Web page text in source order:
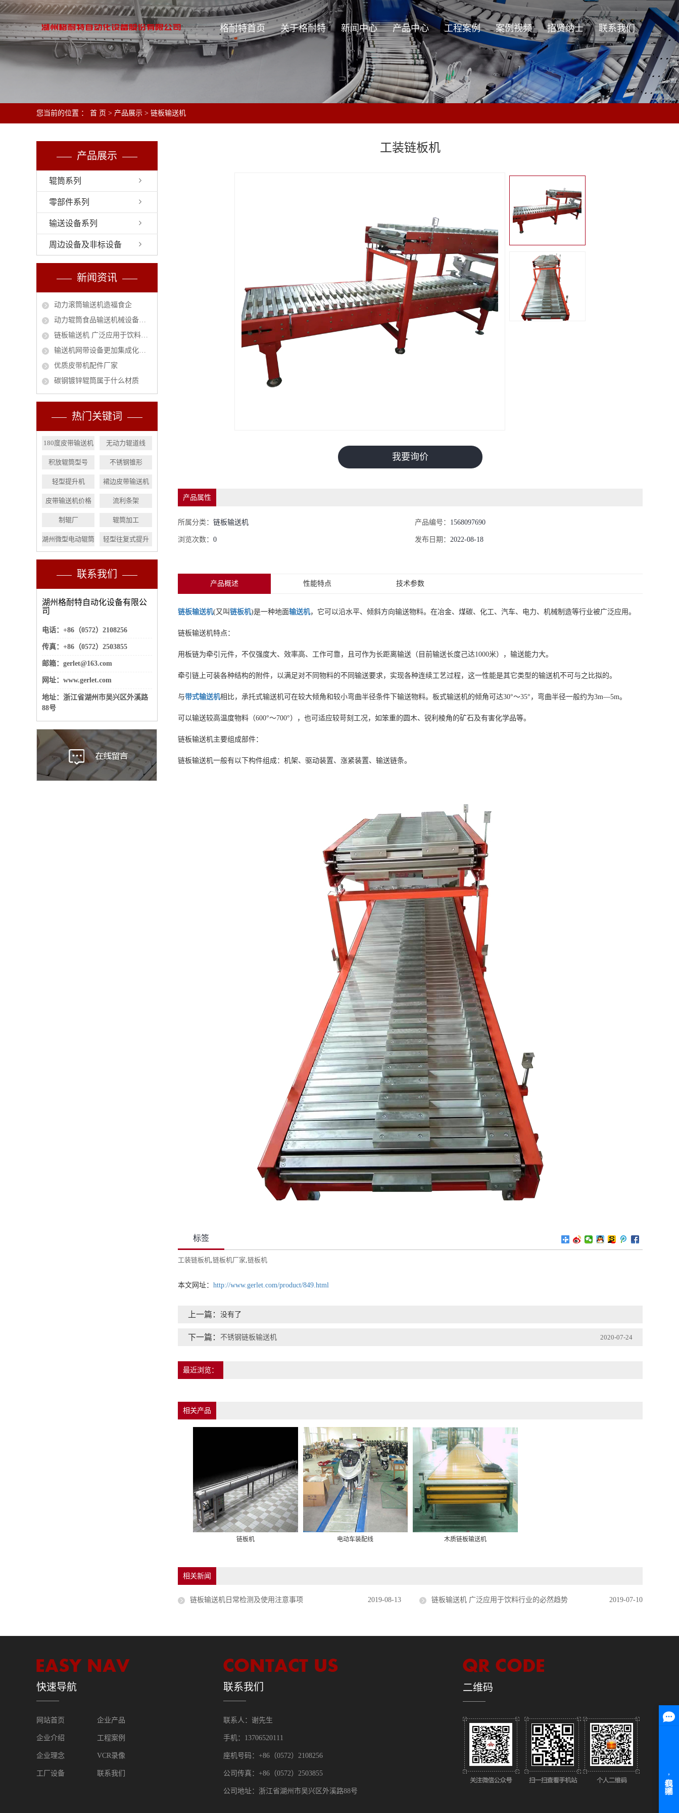
格耐特首页 关于格耐特
关于格耐特
新闻中心
公司新闻
行业资讯
技术资讯
产品中心
辊筒系列
零部件系列
输送设备系列
工程案例
工程案例
案例视频 招贤纳士 联系我们
您当前的位置 ： 首 页 > 产品展示 > 链板输送机
产品展示
辊筒系列
零部件系列
输送设备系列
周边设备及非标设备
新闻资讯
动力滚筒输送机造福食企
动力辊筒食品输送机械设备安全作业指南
链板输送机 广泛应用于饮料行业的必然趋势
输送机网带设备更加集成化和智能化
优质皮带机配件厂家
碳钢镀锌辊筒属于什么材质
热门关键词
180度皮带输送机 无动力辊道线
积放辊筒型号 不锈钢锥形
轻型提升机 裙边皮带输送机
皮带输送机价格 流利条架
制辊厂 辊筒加工
湖州微型电动辊筒 轻型往复式提升
联系我们
湖州格耐特自动化设备有限公
司
电话：+86（0572）2108256
传真：+86（0572）2503855
邮箱：gerlet@163.com
网址：www.gerlet.com
地址： 浙江省湖州市吴兴区外溪路
88号
工装链板机
我要询价
产品属性
所属分类：链板输送机 产品编号： 1568097690
浏览次数：0 发布日期：2022-08-18
产品概述 性能特点 技术参数
链板输送机(又叫链板机)是一种地面输送机，它可以沿水平、倾斜方向输送物料。在冶金、煤碳、化工、汽车、电力、机械制造等行业被广泛应用。
链板输送机特点：
用板链为牵引元件，不仅强度大、效率高、工作可靠，且可作为长距离输送（目前输送长度己达1000米），输送能力大。
牵引链上可装各种结构的附件，以满足对不同物料的不同输送要求，实现各种连续工艺过程，这一性能是其它类型的输送机不可与之比拟的。
与带式输送机相比，承托式输送机可在较大倾角和较小弯曲半径条件下输送物料。板式输送机的倾角可达30°～35°，弯曲半径一般约为3m—5m。
可以输送较高温度物料（600°～700°），也可适应较苛刻工况，如笨重的圆木、锐利棱角的矿石及有害化学品等。
链板输送机主要组成部件：
链板输送机一般有以下构件组成：机架、驱动装置、涨紧装置、输送链条。
标签
工装链板机,链板机厂家,链板机
本文网址： http://www.gerlet.com/product/849.html
上一篇： 没有了
下一篇： 不锈钢链板输送机 2020-07-24
最近浏览：
相关产品
链板机 电动车装配线 木质链板输送机
相关新闻
链板输送机日常检测及使用注意事项 2019-08-13 链板输送机 广泛应用于饮料行业的必然趋势 2019-07-10
快速导航
网站首页 企业产品
企业介绍 工程案例
企业理念 VCR录像
工厂设备 联系我们
联系我们
联系人：谢先生
手机：13706520111
座机号码：+86（0572）2108256
公司传真：+86（0572）2503855
公司地址：浙江省湖州市吴兴区外溪路88号
二维码